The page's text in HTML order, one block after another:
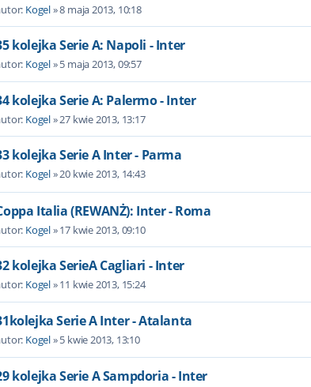
Kogel»8 maja 2013, 10:18
kolejka Serie A: Napoli - Inter
Kogel»5 maja 2013, 09:57
kolejka Serie A: Palermo - Inter
Kogel»27 kwie 2013, 13:17
kolejka Serie A Inter - Parma
Kogel»20 kwie 2013, 14:43
Italia (REWANŻ): Inter - Roma
Kogel»17 kwie 2013, 09:10
kolejka SerieA Cagliari - Inter
Kogel»11 kwie 2013, 15:24
Serie A Inter - Atalanta
Kogel»5 kwie 2013, 13:10
kolejka Serie A Sampdoria - Inter